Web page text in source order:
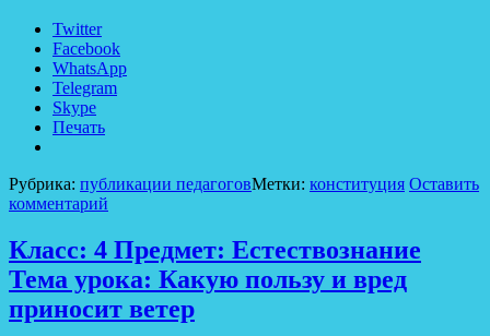
Twitter
Facebook
WhatsApp
Telegram
Skype
Печать
Рубрика: публикации педагоговМетки: конституция Оставить
комментарий
Класс: 4 Предмет: Естествознание
Тема урока: Какую пользу и вред
приносит ветер